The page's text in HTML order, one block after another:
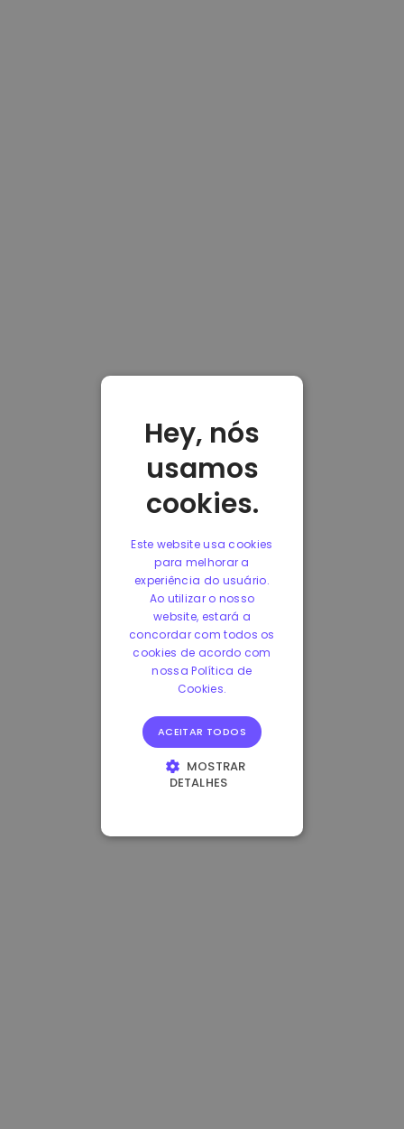
Hey, nós
usamos
cookies.
Este website usa cookies
para melhorar a
experiência do usuário.
Ao utilizar o nosso
website, estará a
concordar com todos os
cookies de acordo com
nossa Política de
Cookies.
ACEITAR TODOS
MOSTRAR
DETALHES